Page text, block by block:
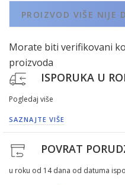
PROIZVOD VIŠE NIJE
Morate biti verifikovani
proizvoda
ISPORUKA U
Pogledaj više
SAZNAJTE VIŠE
POVRAT
u roku od 14 dana od datuma